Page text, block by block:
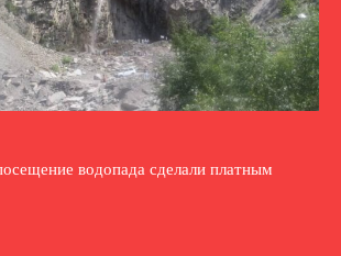
водопада сделали платным